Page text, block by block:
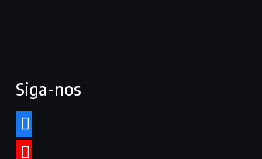
Siga-nos
facebook
youtube